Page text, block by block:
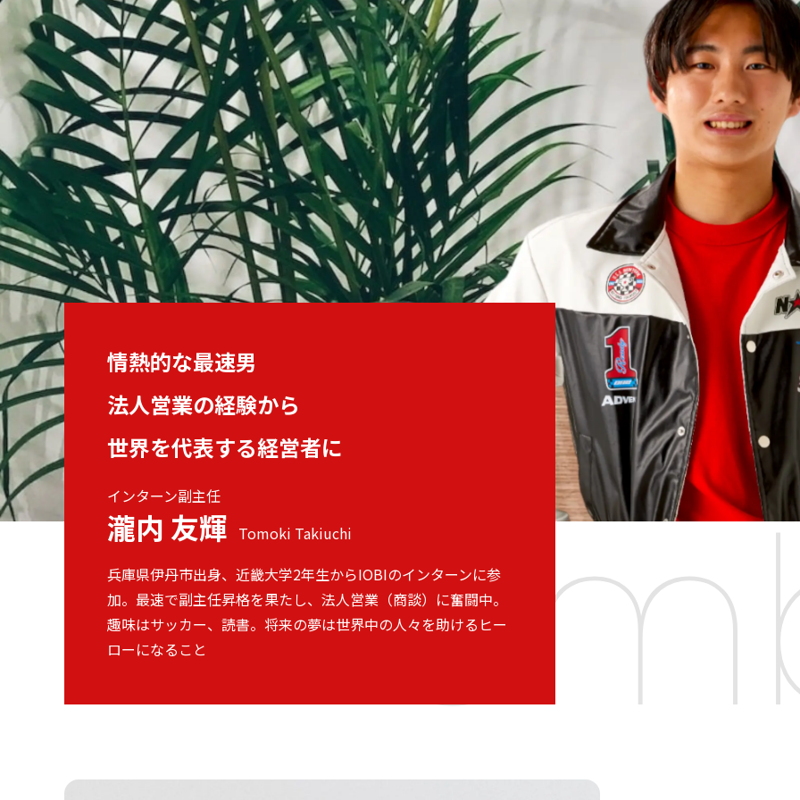
情熱的な最速男
法人営業の経験から
世界を代表する経営者に
インターン副主任
瀧内 友輝 Tomoki Takiuchi
兵庫県伊丹市出身、近畿大学2年生からIOBIのインターンに参
加。最速で副主任昇格を果たし、法人営業（商談）に奮闘中。
趣味はサッカー、読書。将来の夢は世界中の人々を助けるヒー
ローになること